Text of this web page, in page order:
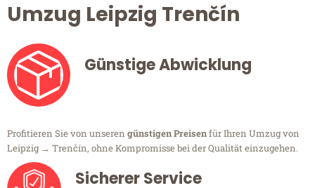
Umzug Leipzig Trenčín
Günstige Abwicklung
Profitieren Sie von unseren günstigen Preisenfür Ihren Umzug von
Leipzig → Trenčín, ohne Kompromisse bei der Qualität einzugehen.
Sicherer Service